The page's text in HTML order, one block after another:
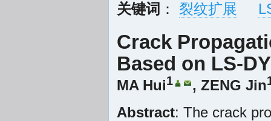
关键词 ： 裂纹扩展
Crack
Based on LS-
MA Hui1 , ZENG Jin
Abstract: The crack